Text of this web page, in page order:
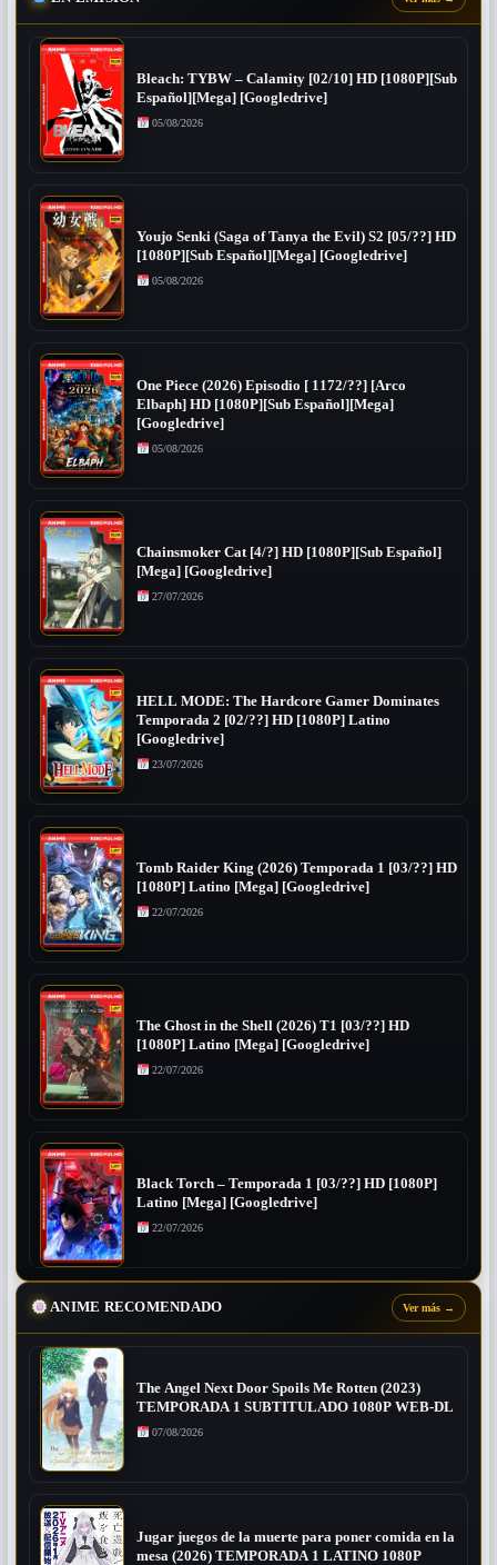
Bleach: TYBW – Calamity [02/10] HD [1080P][Sub
Español][Mega] [Googledrive]
05/08/2026
Youjo Senki (Saga of Tanya the Evil) S2 [05/??] HD
[1080P][Sub Español][Mega] [Googledrive]
05/08/2026
One Piece (2026) Episodio [ 1172/??] [Arco
Elbaph] HD [1080P][Sub Español][Mega]
[Googledrive]
05/08/2026
Chainsmoker Cat [4/?] HD [1080P][Sub Español]
[Mega] [Googledrive]
27/07/2026
HELL MODE: The Hardcore Gamer Dominates
Temporada 2 [02/??] HD [1080P] Latino
[Googledrive]
23/07/2026
Tomb Raider King (2026) Temporada 1 [03/??] HD
[1080P] Latino [Mega] [Googledrive]
22/07/2026
The Ghost in the Shell (2026) T1 [03/??] HD
[1080P] Latino [Mega] [Googledrive]
22/07/2026
Black Torch – Temporada 1 [03/??] HD [1080P]
Latino [Mega] [Googledrive]
22/07/2026
ANIME RECOMENDADO Ver más →
The Angel Next Door Spoils Me Rotten (2023)
TEMPORADA 1 SUBTITULADO 1080P WEB-DL
07/08/2026
Jugar juegos de la muerte para poner comida en la
mesa (2026) TEMPORADA 1 LATINO 1080P